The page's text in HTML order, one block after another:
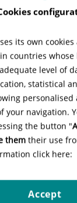
exagerada
de
por la crisis
la posibilidad
estar...
its own
countries
level of
statistical
your navigation.
the button "
them their use
click here:
Accept